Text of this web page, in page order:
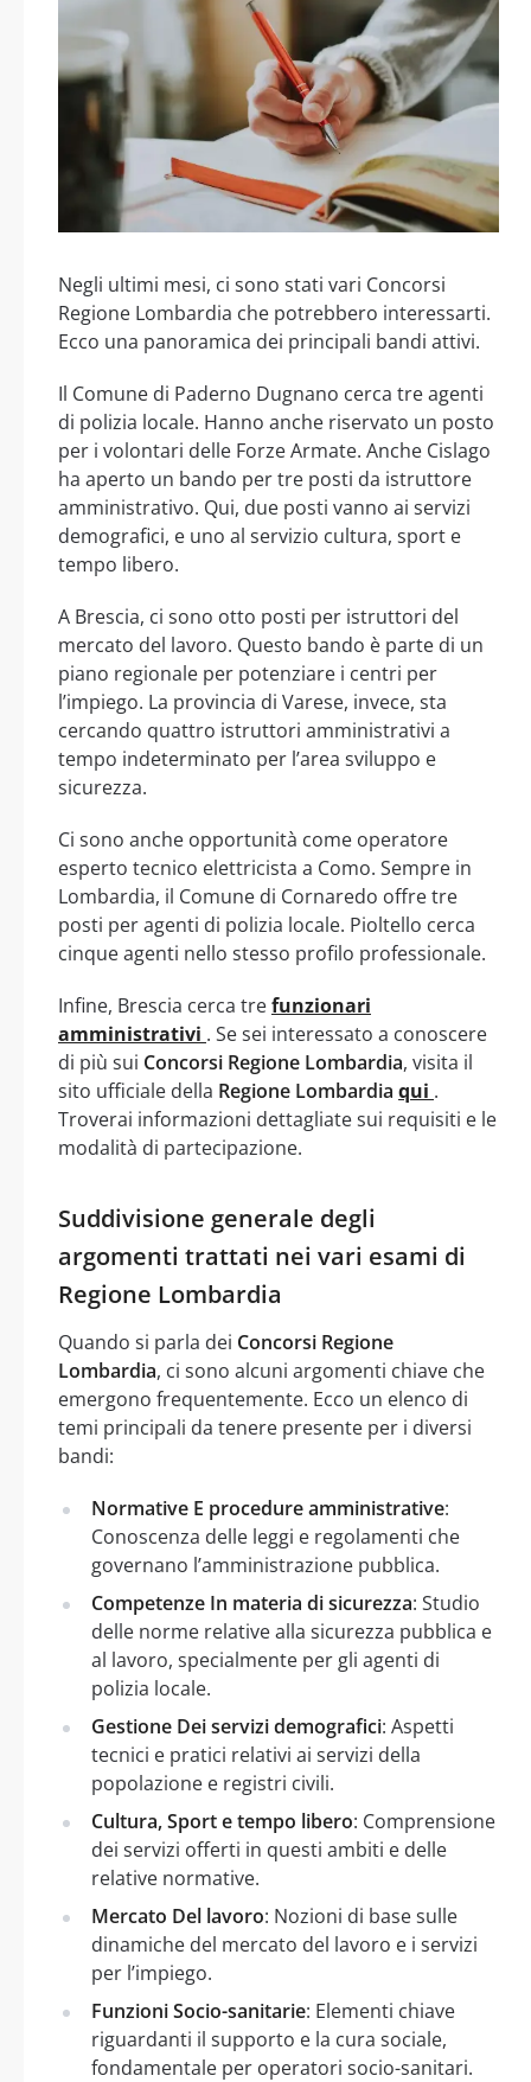
Negli ultimi mesi, ci sono stati vari Concorsi
Regione Lombardia che potrebbero interessarti.
Ecco una panoramica dei principali bandi attivi.
Il Comune di Paderno Dugnano cerca tre agenti
di polizia locale. Hanno anche riservato un posto
per i volontari delle Forze Armate. Anche Cislago
ha aperto un bando per tre posti da istruttore
amministrativo. Qui, due posti vanno ai servizi
demografici, e uno al servizio cultura, sport e
tempo libero.
A Brescia, ci sono otto posti per istruttori del
mercato del lavoro. Questo bando è parte di un
piano regionale per potenziare i centri per
l’impiego. La provincia di Varese, invece, sta
cercando quattro istruttori amministrativi a
tempo indeterminato per l’area sviluppo e
sicurezza.
Ci sono anche opportunità come operatore
esperto tecnico elettricista a Como. Sempre in
Lombardia, il Comune di Cornaredo offre tre
posti per agenti di polizia locale. Pioltello cerca
cinque agenti nello stesso profilo professionale.
Infine, Brescia cerca trefunzionari
amministrativi . Se sei interessato a conoscere
di più sui Concorsi Regione Lombardia, visita il
sito ufficiale della Regione Lombardia qui .
Troverai informazioni dettagliate sui requisiti e le
modalità di partecipazione.
Suddivisione generale degli
argomenti trattati nei vari esami di
Regione Lombardia
Quando si parla dei Concorsi Regione
Lombardia, ci sono alcuni argomenti chiave che
emergono frequentemente. Ecco un elenco di
temi principali da tenere presente per i diversi
bandi:
Normative E procedure amministrative:
Conoscenza delle leggi e regolamenti che
governano l’amministrazione pubblica.
Competenze In materia di sicurezza: Studio
delle norme relative alla sicurezza pubblica e
al lavoro, specialmente per gli agenti di
polizia locale.
Gestione Dei servizi demografici: Aspetti
tecnici e pratici relativi ai servizi della
popolazione e registri civili.
Cultura, Sport e tempo libero: Comprensione
dei servizi offerti in questi ambiti e delle
relative normative.
Mercato Del lavoro: Nozioni di base sulle
dinamiche del mercato del lavoro e i servizi
per l’impiego.
Funzioni Socio-sanitarie: Elementi chiave
riguardanti il supporto e la cura sociale,
fondamentale per operatori socio-sanitari.